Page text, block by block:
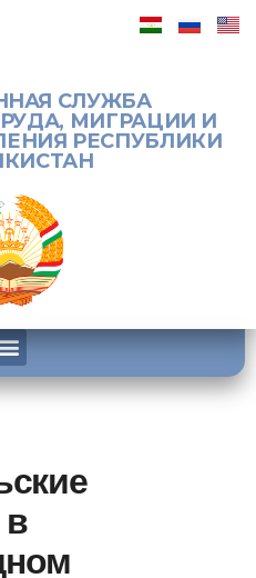
СЛУЖБА
МИГРАЦИИ И
РЕСПУБЛИКИ